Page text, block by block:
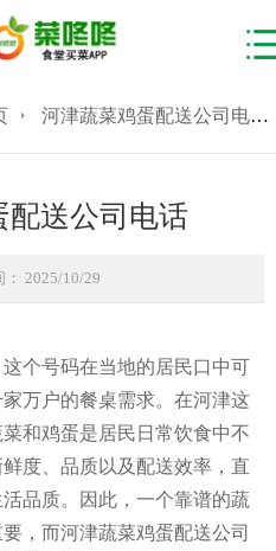
河津蔬菜鸡蛋配送公司电话
配送公司电话
： 2025/10/29
个号码在当地的居民口中可
万户的餐桌需求。在河津这
和鸡蛋是居民日常饮食中不
度、品质以及配送效率，直
品质。因此，一个靠谱的蔬
，而河津蔬菜鸡蛋配送公司